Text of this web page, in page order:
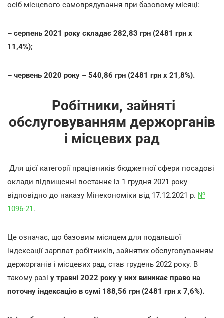
осіб місцевого самоврядування при базовому місяці:
– серпень 2021 року складає 282,83 грн (2481 грн х
11,4%);
– червень 2020 року – 540,86 грн (2481 грн х 21,8%).
Робітники, зайняті
обслуговуванням держорганів
і місцевих рад
Для цієї категорії працівників бюджетної сфери посадові
оклади підвищенні востаннє із 1 грудня 2021 року
відповідно до наказу Мінекономіки від 17.12.2021 р. №
1096-21.
Це означає, що базовим місяцем для подальшої
індексації зарплат робітників, зайнятих обслуговуванням
держорганів і місцевих рад, став грудень 2022 року. В
такому разі у травні 2022 року у них виникає право на
поточну індексацію в сумі 188,56 грн (2481 грн х 7,6%).